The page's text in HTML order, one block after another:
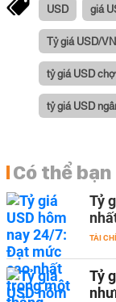
USD giá
Tỷ giá USD/
tỷ giá USD
tỷ giá USD
Có thể
Tỷ
TÀI
Tỷ